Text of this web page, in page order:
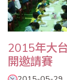
2015年大
開邀請賽